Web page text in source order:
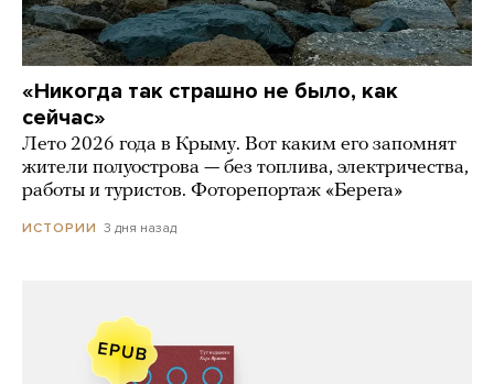
«Никогда так страшно не было, как
сейчас»
Лето 2026 года в Крыму. Вот каким его запомнят
жители полуострова — без топлива, электричества,
работы и туристов. Фоторепортаж «Берега»
ИСТОРИИ 3 дня назад